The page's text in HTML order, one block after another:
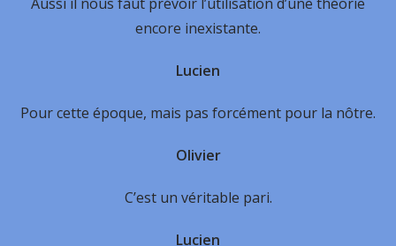
encore inexistante.
Lucien
Pour cette époque, mais pas forcément pour la nôtre.
Olivier
C’est un véritable pari.
Lucien